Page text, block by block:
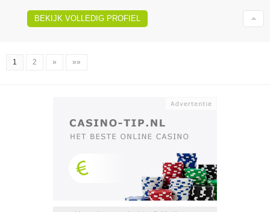
BEKIJK VOLLEDIG PROFIEL
1 2 » »»